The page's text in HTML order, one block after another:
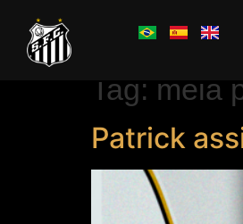
Tag: meia
Patrick